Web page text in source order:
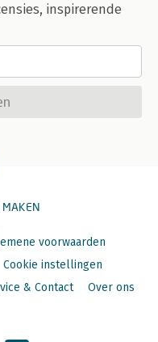
inspirerende
MAKEN
voorwaarden
Cookie instellingen
& Contact Over ons